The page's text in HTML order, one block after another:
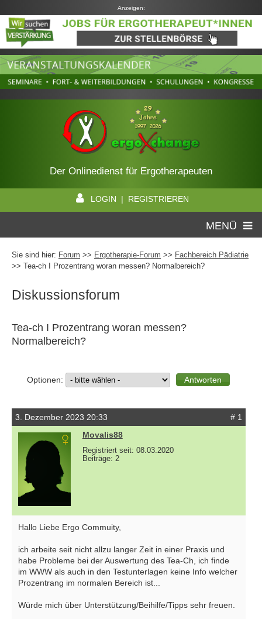
Anzeigen:
Der Onlinedienst für Ergotherapeuten
LOGIN | REGISTRIEREN
MENÜ
Sie sind hier: Forum >> Ergotherapie-Forum >> Fachbereich Pädiatrie
>> Tea-ch I Prozentrang woran messen? Normalbereich?
Diskussionsforum
Tea-ch I Prozentrang woran messen?
Normalbereich?
Optionen:
3. Dezember 2023 20:33
# 1
Movalis88
Registriert seit: 08.03.2020
Beiträge: 2
Hallo Liebe Ergo Commuity,
ich arbeite seit nicht allzu langer Zeit in einer Praxis und
habe Probleme bei der Auswertung des Tea-Ch, ich finde
im WWW als auch in den Testunterlagen keine Info welcher
Prozentrang im normalen Bereich ist...
Würde mich über Unterstützung/Beihilfe/Tipps sehr freuen.